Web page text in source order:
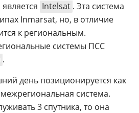
является Intelsat . Эта система
Inmarsat, но, в отличие
к региональным.
системы ПСС
.
день позиционируется как
система.
3 спутника, то она